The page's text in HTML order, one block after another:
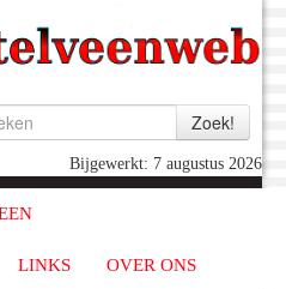
Bijgewerkt: 7 augustus 2026
LINKS OVER ONS